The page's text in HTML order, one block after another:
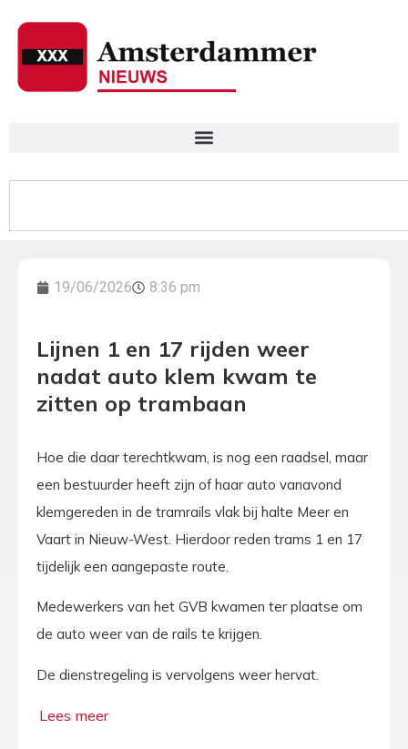
19/06/2026 8:36 pm
Lijnen 1 en 17 rijden weer
nadat auto klem kwam te
zitten op trambaan
Hoe die daar terechtkwam, is nog een raadsel, maar
een bestuurder heeft zijn of haar auto vanavond
klemgereden in de tramrails vlak bij halte Meer en
Vaart in Nieuw-West. Hierdoor reden trams 1 en 17
tijdelijk een aangepaste route.
Medewerkers van het GVB kwamen ter plaatse om
de auto weer van de rails te krijgen.
De dienstregeling is vervolgens weer hervat.